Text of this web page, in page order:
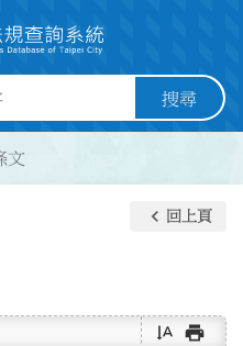
搜尋
文
keyboard_arrow_left 回上頁
text_rotate_vertical print